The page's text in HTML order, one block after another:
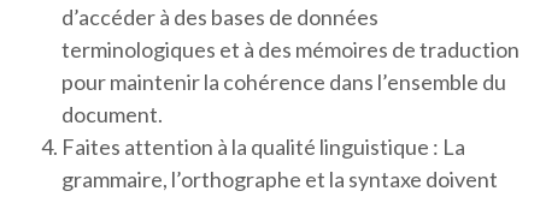
d’accéder à des bases de données
terminologiques et à des mémoires de traduction
pour maintenir la cohérence dans l’ensemble du
document.
Faites attention à la qualité linguistique : La
grammaire, l’orthographe et la syntaxe doivent